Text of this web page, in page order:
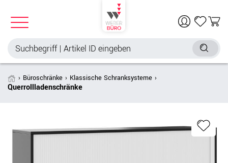
Büroschränke Klassische Schranksysteme
Querrollladenschränke